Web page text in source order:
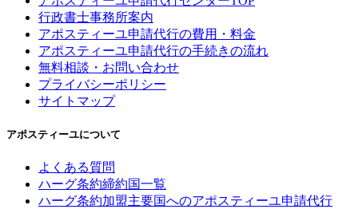
行政書士事務所案内
アポスティーユ申請代行の費用・料金
アポスティーユ申請代行の手続きの流れ
無料相談・お問い合わせ
プライバシーポリシー
サイトマップ
アポスティーユについて
よくある質問
ハーグ条約締約国一覧
ハーグ条約加盟主要国へのアポスティーユ申請代行